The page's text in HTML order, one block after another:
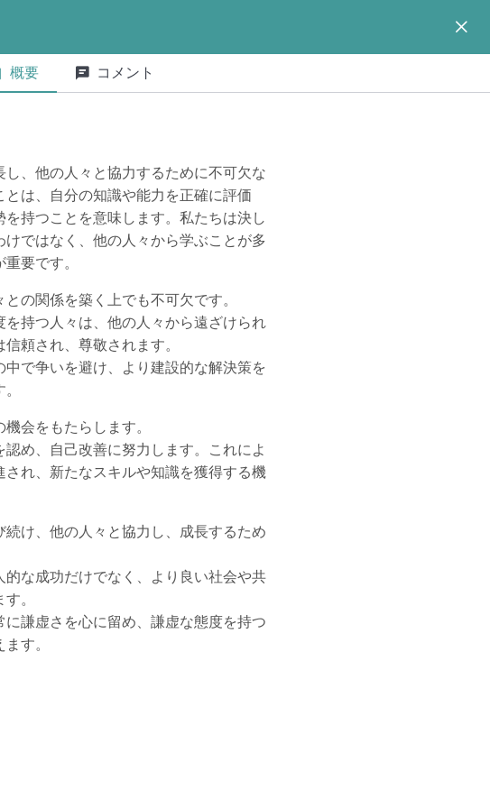
概要 コメント
、他の人々と協力するために不可欠な
とは、自分の知識や能力を正確に評価
を持つことを意味します。私たちは決し
けではなく、他の人々から学ぶことが多
要です。
の関係を築く上でも不可欠です。
を持つ人々は、他の人々から遠ざけられ
頼され、尊敬されます。
で争いを避け、より建設的な解決策を
会をもたらします。
め、自己改善に努力します。これによ
され、新たなスキルや知識を獲得する機
け、他の人々と協力し、成長するため
的な成功だけでなく、より良い社会や共
。
に謙虚さを心に留め、謙虚な態度を持つ
す。